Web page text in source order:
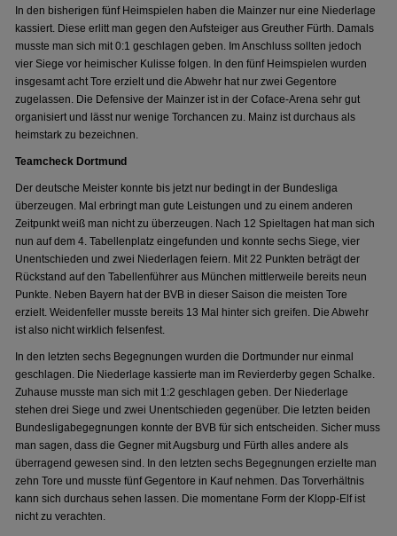
In den bisherigen fünf Heimspielen haben die Mainzer nur eine Niederlage
kassiert. Diese erlitt man gegen den Aufsteiger aus Greuther Fürth. Damals
musste man sich mit 0:1 geschlagen geben. Im Anschluss sollten jedoch
vier Siege vor heimischer Kulisse folgen. In den fünf Heimspielen wurden
insgesamt acht Tore erzielt und die Abwehr hat nur zwei Gegentore
zugelassen. Die Defensive der Mainzer ist in der Coface-Arena sehr gut
organisiert und lässt nur wenige Torchancen zu. Mainz ist durchaus als
heimstark zu bezeichnen.
Teamcheck Dortmund
Der deutsche Meister konnte bis jetzt nur bedingt in der Bundesliga
überzeugen. Mal erbringt man gute Leistungen und zu einem anderen
Zeitpunkt weiß man nicht zu überzeugen. Nach 12 Spieltagen hat man sich
nun auf dem 4. Tabellenplatz eingefunden und konnte sechs Siege, vier
Unentschieden und zwei Niederlagen feiern. Mit 22 Punkten beträgt der
Rückstand auf den Tabellenführer aus München mittlerweile bereits neun
Punkte. Neben Bayern hat der BVB in dieser Saison die meisten Tore
erzielt. Weidenfeller musste bereits 13 Mal hinter sich greifen. Die Abwehr
ist also nicht wirklich felsenfest.
In den letzten sechs Begegnungen wurden die Dortmunder nur einmal
geschlagen. Die Niederlage kassierte man im Revierderby gegen Schalke.
Zuhause musste man sich mit 1:2 geschlagen geben. Der Niederlage
stehen drei Siege und zwei Unentschieden gegenüber. Die letzten beiden
Bundesligabegegnungen konnte der BVB für sich entscheiden. Sicher muss
man sagen, dass die Gegner mit Augsburg und Fürth alles andere als
überragend gewesen sind. In den letzten sechs Begegnungen erzielte man
zehn Tore und musste fünf Gegentore in Kauf nehmen. Das Torverhältnis
kann sich durchaus sehen lassen. Die momentane Form der Klopp-Elf ist
nicht zu verachten.